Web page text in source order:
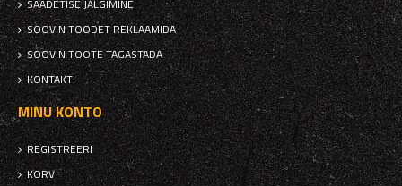
SAADETISE JÄLGIMINE
SOOVIN TOODET REKLAAMIDA
SOOVIN TOOTE TAGASTADA
KONTAKTI
MINU KONTO
REGISTREERI
KORV